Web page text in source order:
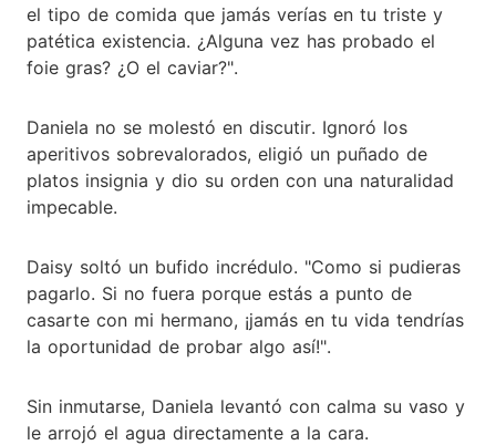
el tipo de comida que jamás verías en tu triste y
patética existencia. ¿Alguna vez has probado el
foie gras? ¿O el caviar?".
Daniela no se molestó en discutir. Ignoró los
aperitivos sobrevalorados, eligió un puñado de
platos insignia y dio su orden con una naturalidad
impecable.
Daisy soltó un bufido incrédulo. "Como si pudieras
pagarlo. Si no fuera porque estás a punto de
casarte con mi hermano, ¡jamás en tu vida tendrías
la oportunidad de probar algo así!".
Sin inmutarse, Daniela levantó con calma su vaso y
le arrojó el agua directamente a la cara.